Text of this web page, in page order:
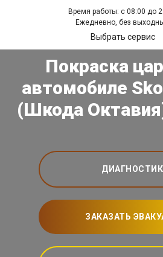
Время работы: с 08:00 до
Ежедневно, без
Выбрать сервис
Покраска
автомобиле
(Шкода
ЗАКАЗАТЬ